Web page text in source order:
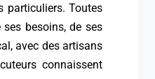
particuliers. Toutes
besoins, de ses
avec des artisans
connaissent